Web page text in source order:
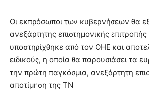
Οι εκπρόσωποι των κυβερνήσεων θα
ανεξάρτητης επιστημονικής επιτροπής
υποστηρίχθηκε από τον ΟΗΕ και
ειδικούς, η οποία θα παρουσιάσει τα
την πρώτη παγκόσμια, ανεξάρτητη
αποτίμηση της ΤΝ.